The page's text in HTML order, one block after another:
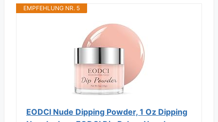
EMPFEHLUNG NR. 5
EODCI Nude Dipping Powder, 1 Oz Dipping